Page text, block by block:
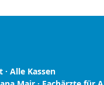
Alle Kassen